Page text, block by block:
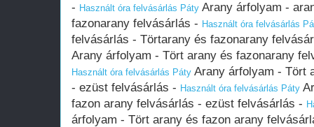
- Használt óra felvásárlás Páty Arany árfolyam -
fazonarany felvásárlás - Használt óra felvásárlás
felvásárlás - Törtarany és fazonarany
Arany árfolyam - Tört arany és fazonarany
Használt óra felvásárlás Páty Arany árfolyam - Tört
- ezüst felvásárlás - Használt óra felvásárlás Páty
fazon arany felvásárlás - ezüst felvásárlás -
árfolyam - Tört arany és fazon arany